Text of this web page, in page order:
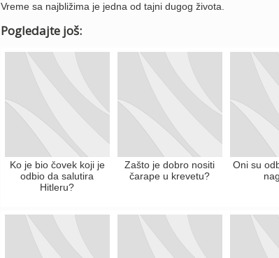
Vreme sa najbližima je jedna od tajni dugog života.
Pogledajte još:
Ko je bio čovek koji je
odbio da salutira
Hitleru?
Zašto je dobro nositi
čarape u krevetu?
Oni su